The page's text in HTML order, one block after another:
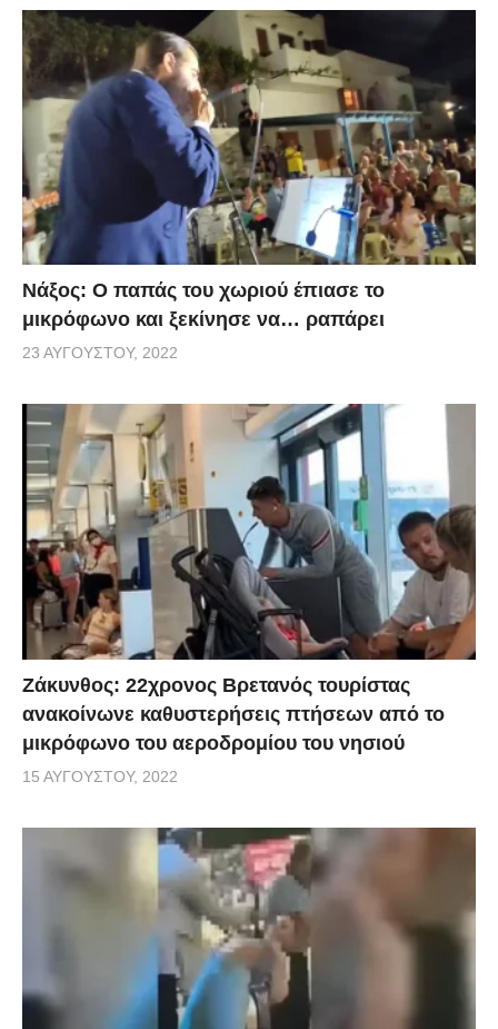
Νάξος: Ο παπάς του χωριού έπιασε το
μικρόφωνο και ξεκίνησε να… ραπάρει
23 ΑΥΓΟΎΣΤΟΥ, 2022
Ζάκυνθος: 22χρονος Βρετανός τουρίστας
ανακοίνωνε καθυστερήσεις πτήσεων από το
μικρόφωνο του αεροδρομίου του νησιού
15 ΑΥΓΟΎΣΤΟΥ, 2022